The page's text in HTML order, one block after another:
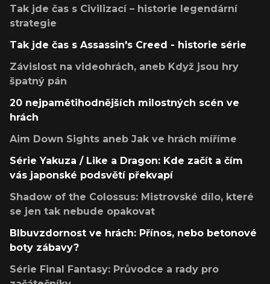
Tak jde čas s Civilizací – historie legendární
strategie
Tak jde čas s Assassin's Creed - historie série
Závislost na videohrách, aneb Když jsou hry
špatný pán
20 nejpamětihodnějších milostných scén ve
hrách
Aim Down Sights aneb Jak ve hrách míříme
Série Yakuza / Like a Dragon: Kde začít a čím
vás japonské podsvětí překvapí
Shadow of the Colossus: Mistrovské dílo, které
se jen tak nebude opakovat
Blbuvzdornost ve hrách: Přínos, nebo betonové
boty zábavy?
Série Final Fantasy: Průvodce a rady pro